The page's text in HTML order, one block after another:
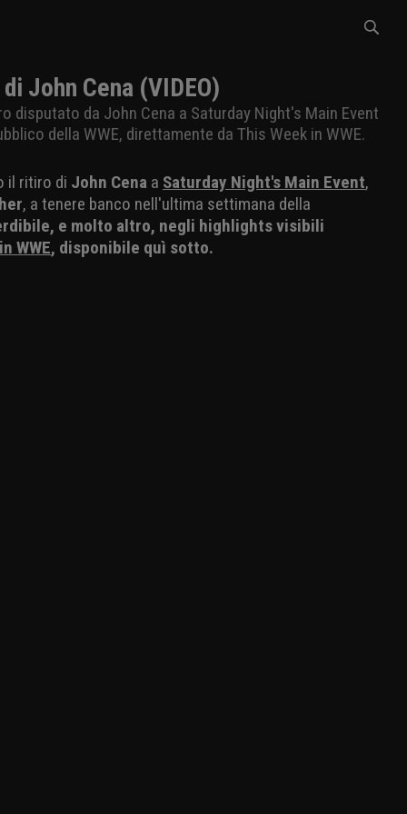
John Cena (VIDEO)
disputato da John Cena a Saturday Night's Main Event
della WWE, direttamente da This Week in WWE.
il ritiro di John Cena a Saturday Night's Main Event,
, a tenere banco nell'ultima settimana della
e molto altro, negli highlights visibili
WWE, disponibile quì sotto.